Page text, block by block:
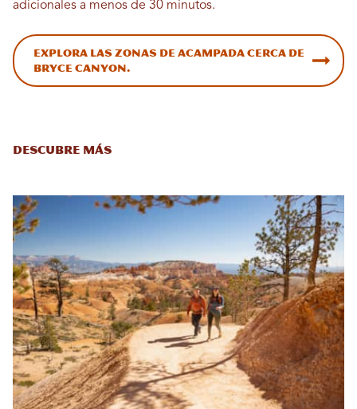
adicionales a menos de 30 minutos.
Explora las zonas de acampada cerca de
Bryce Canyon.
Descubre más